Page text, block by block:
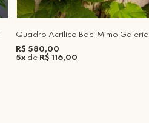
Quadro Acrílico Baci Mimo Galeria
R$ 580,00
5xde R$ 116,00